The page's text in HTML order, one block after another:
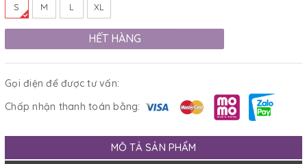
S M L XL
HẾT HÀNG
Gọi điện để được tư vấn:
Chấp nhận thanh toán bằng:
MÔ TẢ SẢN PHẨM